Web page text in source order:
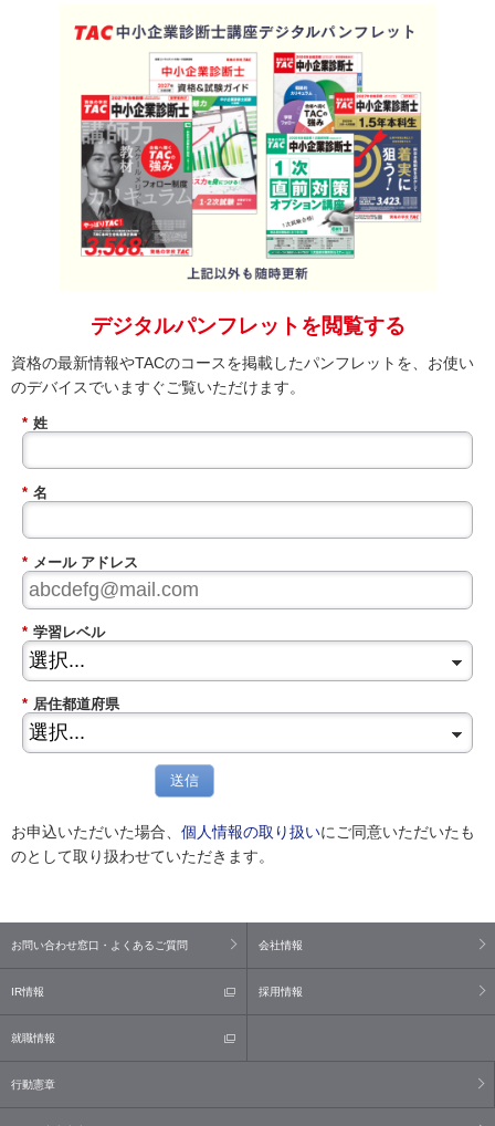
デジタルパンフレットを閲覧する
資格の最新情報やTACのコースを掲載したパンフレットを、お使い
のデバイスでいますぐご覧いただけます。
* 姓
* 名
* メール アドレス
* 学習レベル
* 居住都道府県
送信
お申込いただいた場合、 個人情報の取り扱いにご同意いただいたも
のとして取り扱わせていただきます。
お問い合わせ窓口・よくあるご質問 会社情報
IR情報 採用情報
就職情報
行動憲章